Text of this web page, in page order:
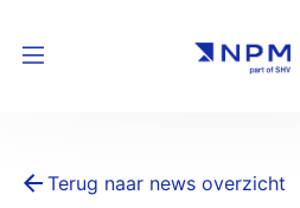
Terug naar news overzicht